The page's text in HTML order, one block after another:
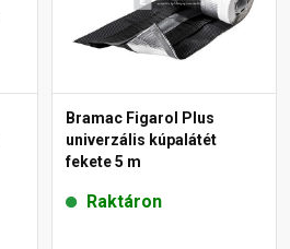
Bramac Figarol Plus
univerzális kúpalátét
fekete 5 m
Raktáron